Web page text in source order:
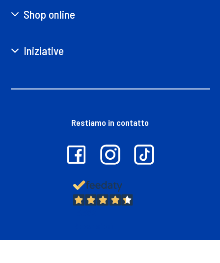
Shop online
Iniziative
Restiamo in contatto